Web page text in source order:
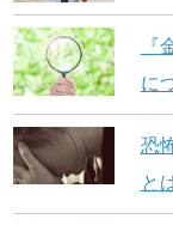
『
に
恐
と